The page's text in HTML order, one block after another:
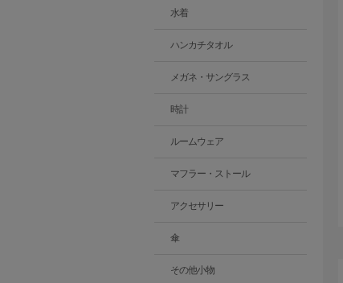
水着
ハンカチタオル
メガネ・サングラス
時計
ルームウェア
マフラー・ストール
アクセサリー
傘
その他小物